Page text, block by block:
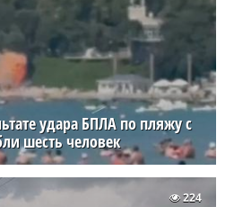
удара БПЛА по пляжу с
шесть человек
224